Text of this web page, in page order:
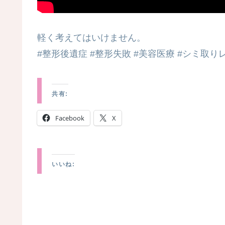
軽く考えてはいけません。
#整形後遺症 #整形失敗 #美容医療 #シミ取り
共有:
Facebook X
いいね: